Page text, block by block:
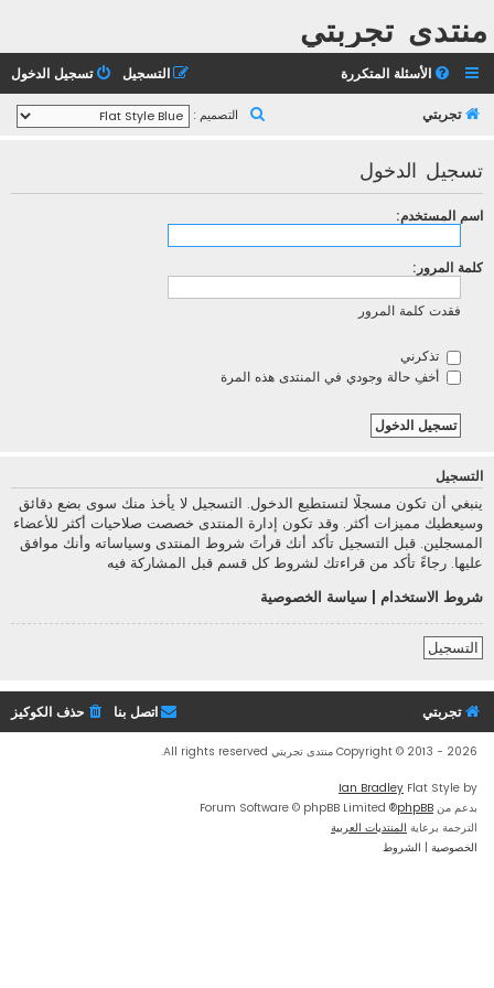
منتدى تجربتي
الأسئلة المتكررة تسجيل الدخول التسجيل
تجربتي التصميم :
تسجيل الدخول
اسم المستخدم:
كلمة المرور:
فقدت كلمة المرور
تذكرني
أخفِ حالة وجودي في المنتدى هذه المرة
التسجيل
ينبغي أن تكون مسجلًا لتستطيع الدخول. التسجيل لا يأخذ منك سوى بضع دقائق
وسيعطيك مميزات أكثر. وقد تكون إدارة المنتدى خصصت صلاحيات أكثر للأعضاء
المسجلين. قبل التسجيل تأكد أنك قرأتَ شروط المنتدى وسياساته وأنك موافق
عليها. رجاءً تأكد من قراءتك لشروط كل قسم قبل المشاركة فيه
شروط الاستخدام
سياسة الخصوصية
التسجيل
تجربتي حذف الكوكيز اتصل بنا
Copyright © 2013 - 2026 منتدى تجربتي All rights reserved.
Flat Style by
Ian Bradley
بدعم من phpBB
® Forum Software © phpBB Limited
الترجمة برعاية المنتديات العربية
الخصوصية | الشروط